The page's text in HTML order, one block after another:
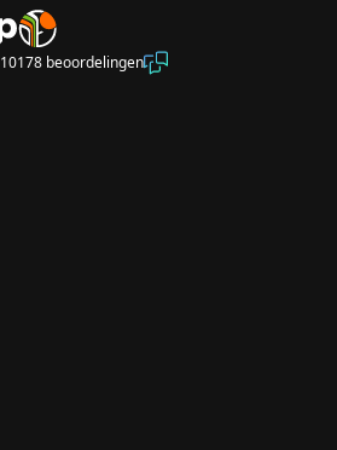
10178 beoordelingen